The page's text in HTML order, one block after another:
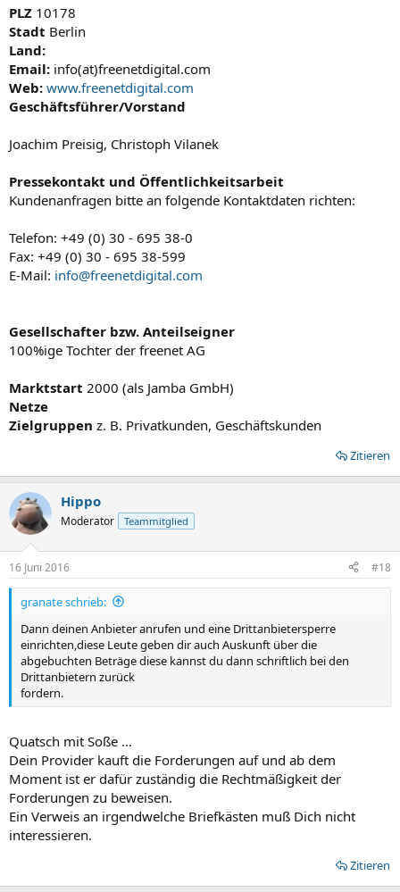
PLZ 10178
Stadt Berlin
Land:
Email: info(at)freenetdigital.com
Web: www.freenetdigital.com
Geschäftsführer/Vorstand
Joachim Preisig, Christoph Vilanek
Pressekontakt und Öffentlichkeitsarbeit
Kundenanfragen bitte an folgende Kontaktdaten richten:
Telefon: +49 (0) 30 - 695 38-0
Fax: +49 (0) 30 - 695 38-599
E-Mail: info@freenetdigital.com
Gesellschafter bzw. Anteilseigner
100%ige Tochter der freenet AG
Marktstart 2000 (als Jamba GmbH)
Netze
Zielgruppen z. B. Privatkunden, Geschäftskunden
Zitieren
Hippo
Moderator Teammitglied
16 Juni 2016 #18
granate schrieb:
Dann deinen Anbieter anrufen und eine Drittanbietersperre
einrichten,diese Leute geben dir auch Auskunft über die
abgebuchten Beträge diese kannst du dann schriftlich bei den
Drittanbietern zurück
fordern.
Quatsch mit Soße ...
Dein Provider kauft die Forderungen auf und ab dem
Moment ist er dafür zuständig die Rechtmäßigkeit der
Forderungen zu beweisen.
Ein Verweis an irgendwelche Briefkästen muß Dich nicht
interessieren.
Zitieren